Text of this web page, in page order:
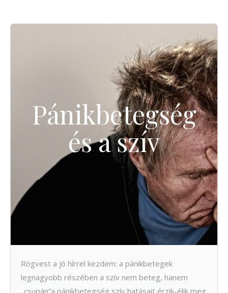
Pánikbetegség
és a szív
Rögvest a jó hírrel kezdem: a pánikbetegek
legnagyobb részében a szív nem beteg, hanem
„csupán”a pánikbetegség szív hatásait érzik-élik meg